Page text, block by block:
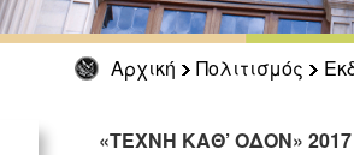
Αρχική Πολιτισμός
«ΤΕΧΝΗ ΚΑΘ’ ΟΔΟΝ» 2017